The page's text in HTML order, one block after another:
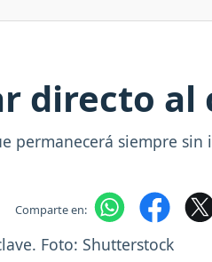
directo
permanecerá siempre
Comparte en: